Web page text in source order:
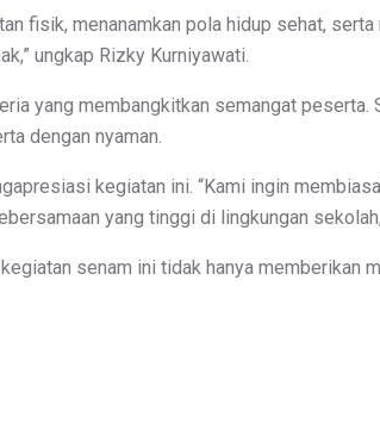
fisik, menanamkan pola hidup sehat,
ungkap Rizky Kurniyawati.
yang membangkitkan semangat peserta.
dengan nyaman.
kegiatan ini. “Kami ingin
yang tinggi di lingkungan
senam ini tidak hanya memberikan